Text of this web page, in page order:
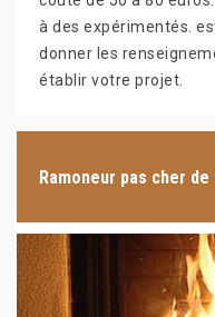
à des expérimentés.
donner les
établir votre projet.
Ramoneur pas cher